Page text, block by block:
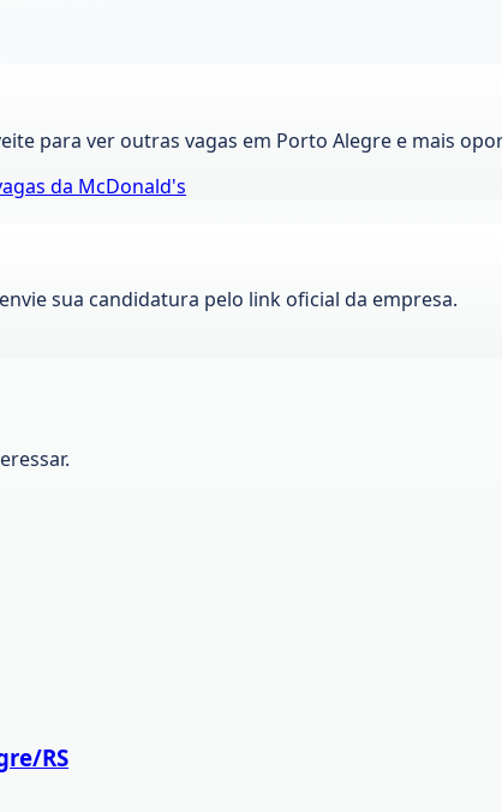
para ver outras vagas em Porto Alegree mais
da McDonald's
sua candidatura pelo link oficial da empresa.
RS